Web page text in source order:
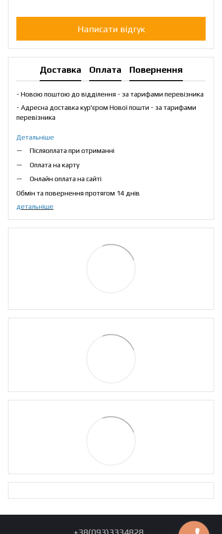
Написати відгук
Доставка Оплата Повернення
- Новою поштою до відділення - за тарифами перевізника
- Адресна доставка кур'єром Нової пошти - за тарифами
перевізника
Детальніше
Післяоплата при отриманні
Оплата на карту
Онлайн оплата на сайті
Обмін та повернення протягом 14 днів
детальніше